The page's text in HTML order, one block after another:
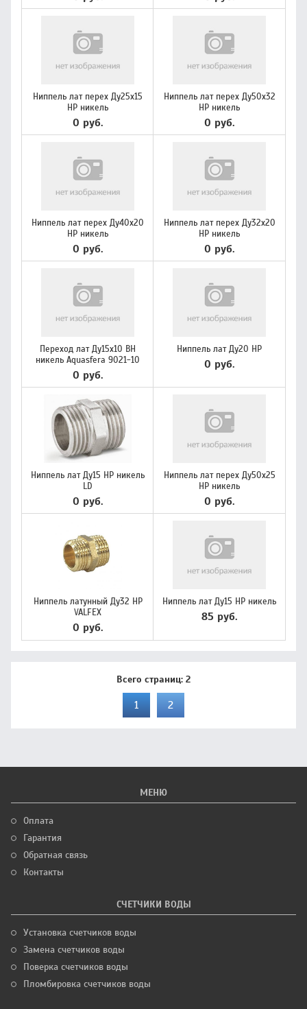
Ниппель лат перех Ду25х15
НР никель
0 руб.
Ниппель лат перех Ду50х32
НР никель
0 руб.
Ниппель лат перех Ду40х20
НР никель
0 руб.
Ниппель лат перех Ду32х20
НР никель
0 руб.
Переход лат Ду15х10 ВН
никель Aquasfera 9021-10
0 руб.
Ниппель лат Ду20 НР
0 руб.
Ниппель лат Ду15 НР никель
LD
0 руб.
Ниппель лат перех Ду50х25
НР никель
0 руб.
Ниппель латунный Ду32 НР
VALFEX
0 руб.
Ниппель лат Ду15 НР никель
85 руб.
Всего страниц: 2
1 2
МЕНЮ
Оплата
Гарантия
Обратная связь
Контакты
СЧЕТЧИКИ ВОДЫ
Установка счетчиков воды
Замена счетчиков воды
Поверка счетчиков воды
Пломбировка счетчиков воды